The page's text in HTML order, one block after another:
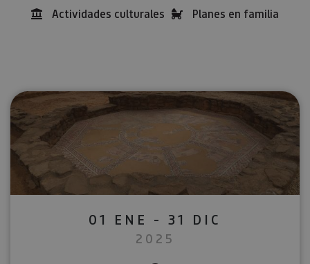
Actividades culturales Planes en familia
01 ENE - 31 DIC
2025